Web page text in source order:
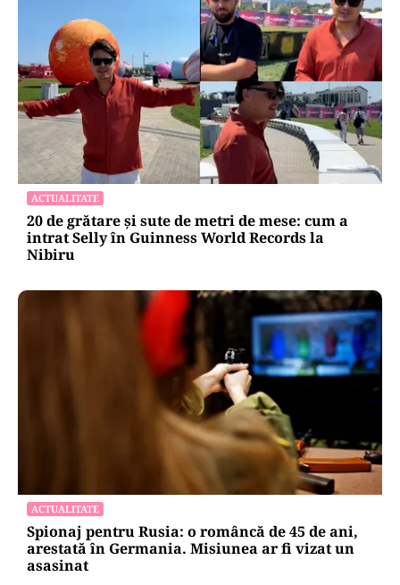
ACTUALITATE
20 de grătare și sute de metri de mese: cum a
intrat Selly în Guinness World Records la
Nibiru
ACTUALITATE
Spionaj pentru Rusia: o româncă de 45 de ani,
arestată în Germania. Misiunea ar fi vizat un
asasinat